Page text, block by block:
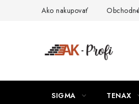
Ako nakupovať
SIGMA TENAX